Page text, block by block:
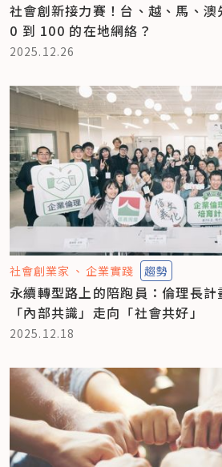
社會創新接力賽！台、越、馬、
0 到 100 的在地網絡？
2025.12.26
社會創業家 企業實踐 趨勢
永續轉型路上的陪跑員：倫理長
「內部共識」走向「社會共好」
2025.12.18